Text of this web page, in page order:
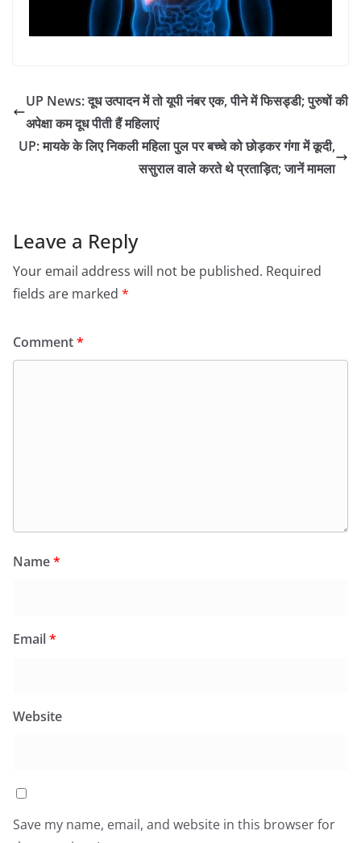
UP News: दूध उत्पादन में तो यूपी नंबर एक, पीने में फिसड्डी; पुरुषों की
अपेक्षा कम दूध पीती हैं महिलाएं
UP: मायके के लिए निकली महिला पुल पर बच्चे को छोड़कर गंगा में कूदी,
ससुराल वाले करते थे प्रताड़ित; जानें मामला
Leave a Reply
Your email address will not be published. Required
fields are marked *
Comment*
Name*
Email*
Website
Save my name, email, and website in this browser for